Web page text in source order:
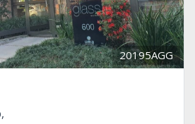
20195AGG